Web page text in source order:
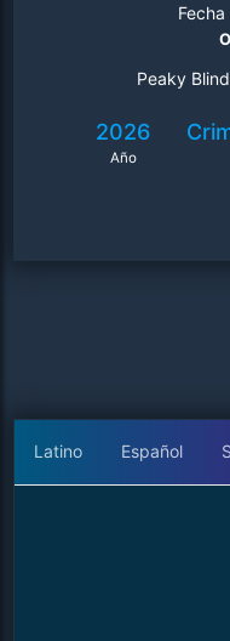
Peaky
2026
Año
Latino Español